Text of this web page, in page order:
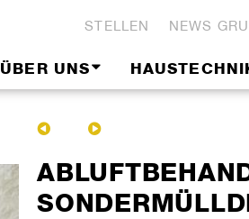
STELLEN NEWS
ÜBER UNS